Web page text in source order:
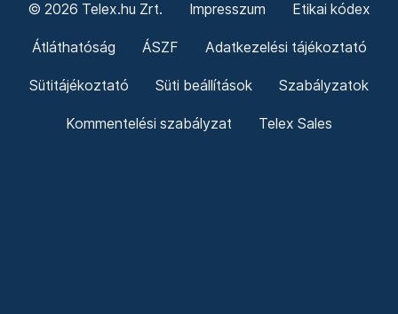
© 2026 Telex.hu Zrt. Impresszum Etikai kódex
Átláthatóság ÁSZF Adatkezelési tájékoztató
Sütitájékoztató Süti beállítások Szabályzatok
Kommentelési szabályzat Telex Sales